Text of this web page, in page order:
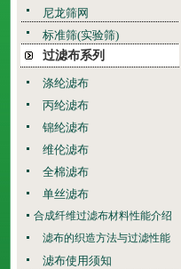
尼龙筛网
标准筛(实验筛)
过滤布系列
涤纶滤布
丙纶滤布
锦纶滤布
维伦滤布
全棉滤布
单丝滤布
合成纤维过滤布材料性能介绍
滤布的织造方法与过滤性能
滤布使用须知